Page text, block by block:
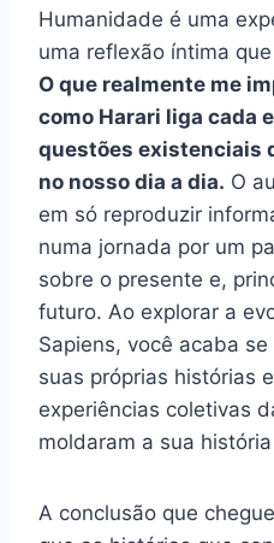
Humanidade é uma
uma reflexão íntima
O que realmente me
como Harari liga cada
questões existenciais
no nosso dia a dia. O
em só reproduzir
numa jornada por um
sobre o presente e,
futuro. Ao explorar a
Sapiens, você acaba
suas próprias histórias
experiências coletivas
moldaram a sua
A conclusão que